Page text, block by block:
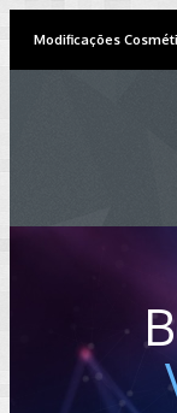
Modificações